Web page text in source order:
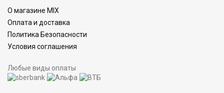
О магазине MIX
Оплата и доставка
Политика Безопасности
Условия соглашения
Любые виды оплаты